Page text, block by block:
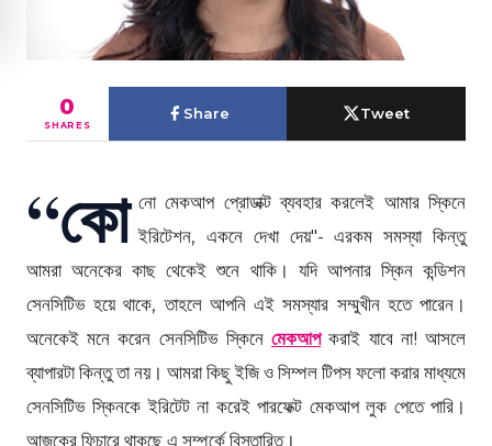
0
SHARES
Share Tweet
“কো নো মেকআপ প্রোডাক্ট ব্যবহার করলেই আমার স্কিনে
ইরিটেশন, একনে দেখা দেয়"- এরকম সমস্যা কিন্তু
আমরা অনেকের কাছ থেকেই শুনে থাকি। যদি আপনার স্কিন কন্ডিশন
সেনসিটিভ হয়ে থাকে, তাহলে আপনি এই সমস্যার সম্মুখীন হতে পারেন।
অনেকেই মনে করেন সেনসিটিভ স্কিনেমেকআপকরাই যাবে না! আসলে
ব্যাপারটা কিন্তু তা নয়। আমরা কিছু ইজি ও সিম্পল টিপস ফলো করার মাধ্যমে
সেনসিটিভ স্কিনকে ইরিটেট না করেই পারফেক্ট মেকআপ লুক পেতে পারি।
আজকের ফিচারে থাকছে এ সম্পর্কে বিস্তারিত।